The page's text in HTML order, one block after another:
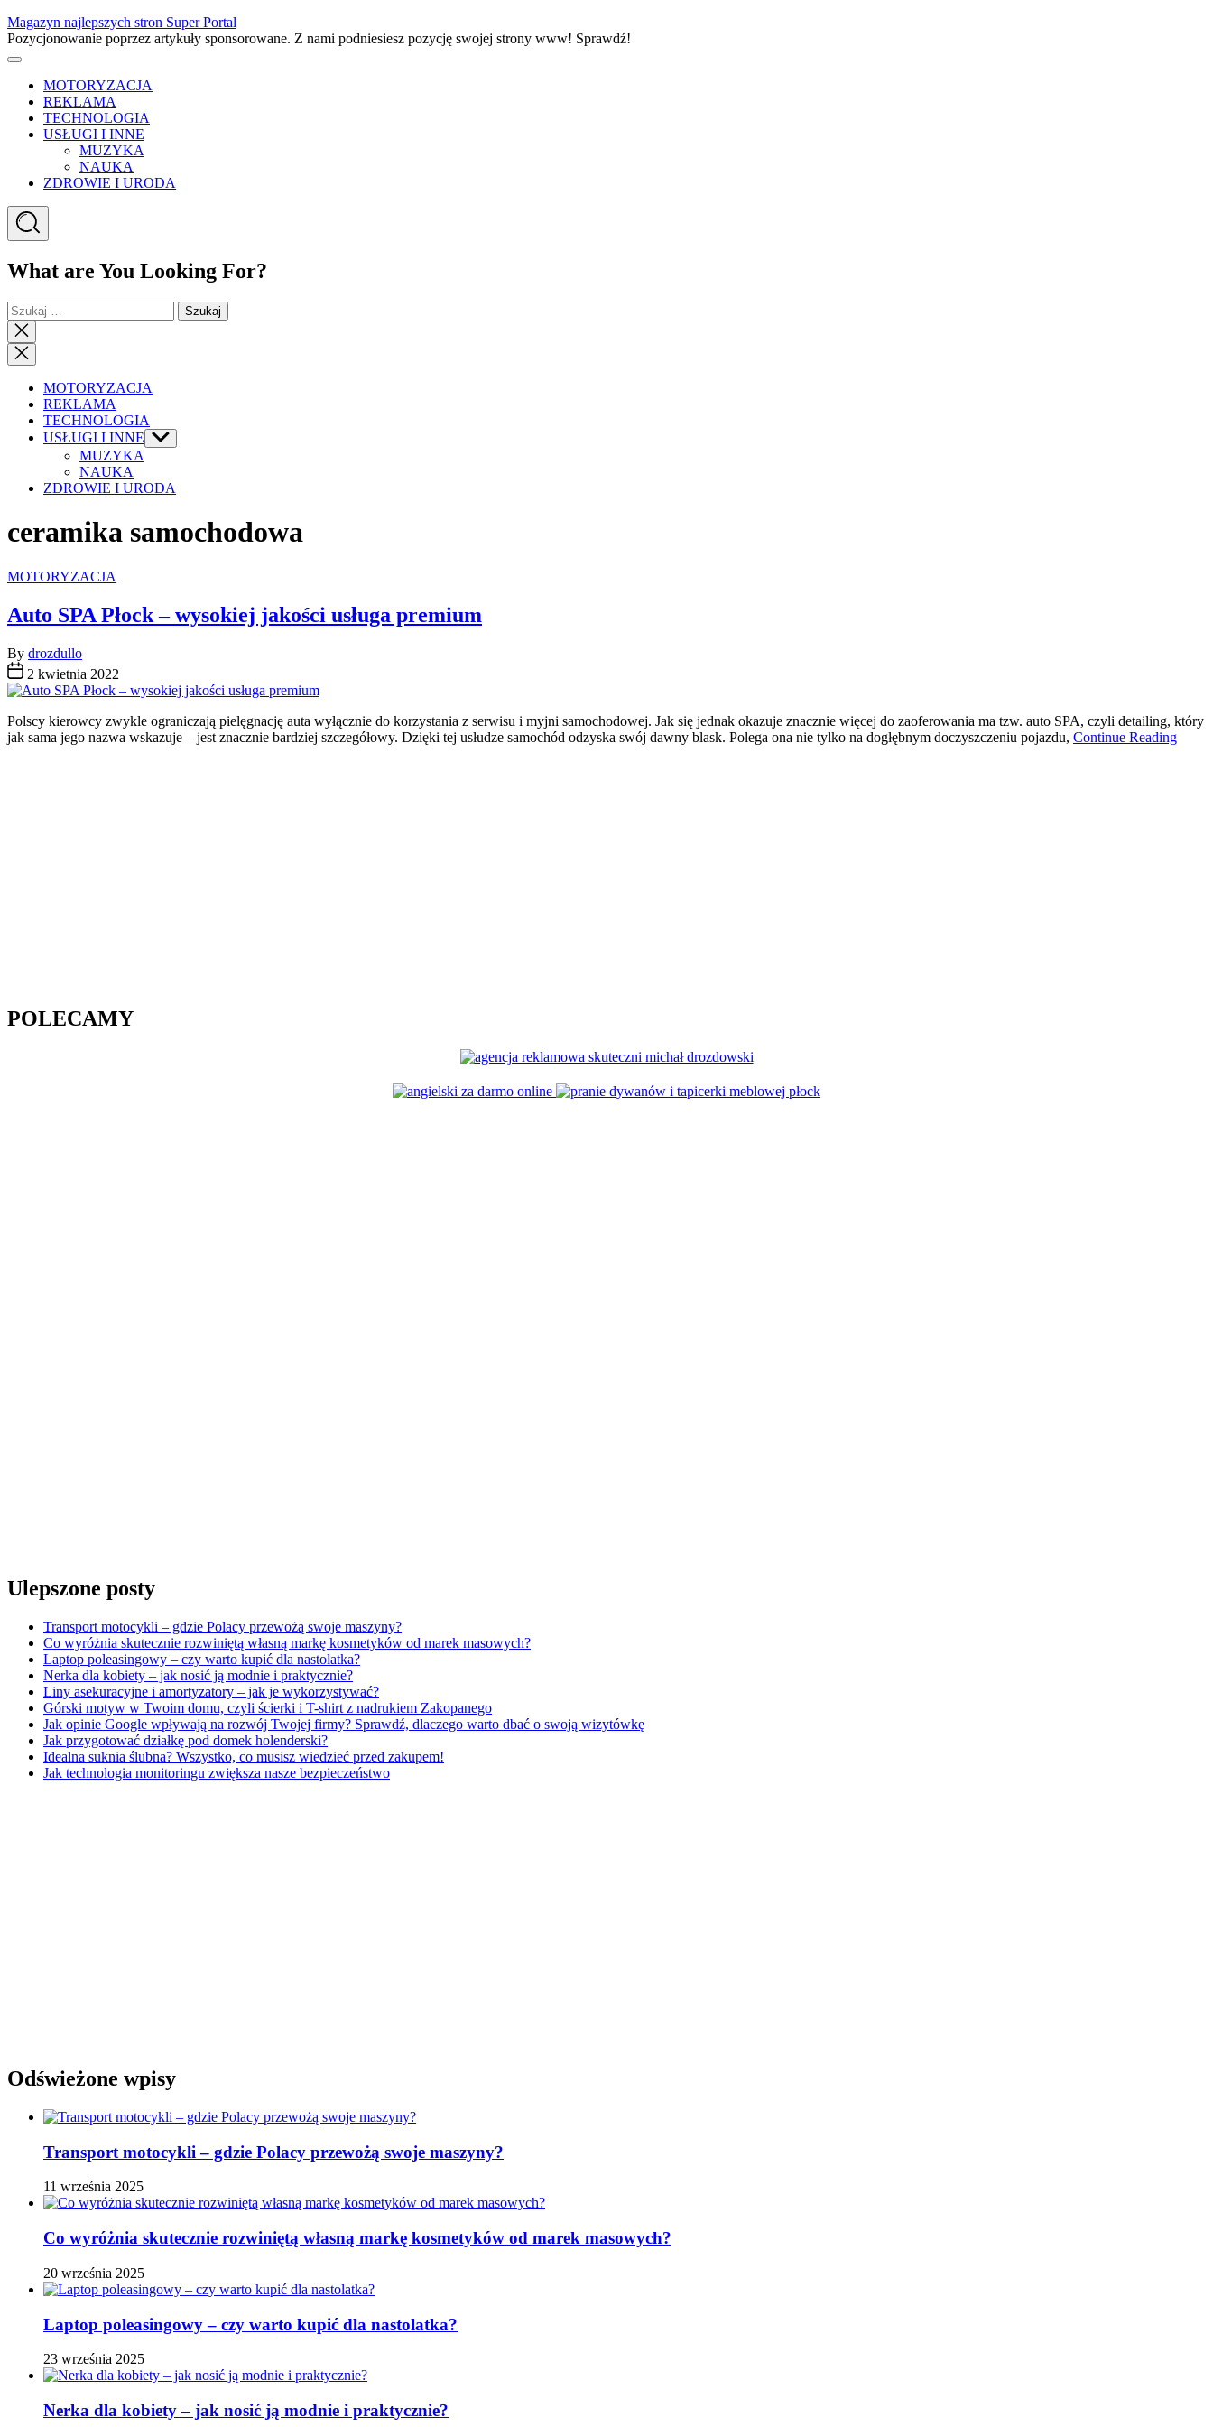
Skip
to
content
Magazyn najlepszych stron Super Portal
Pozycjonowanie poprzez artykuły sponsorowane. Z nami podniesiesz pozycję swojej strony www! Sprawdź!
Menu
MOTORYZACJA
REKLAMA
TECHNOLOGIA
USŁUGI I INNE
MUZYKA
NAUKA
ZDROWIE I URODA
Search
What are You Looking For?
Szukaj:
Close
search
Close
Menu
MOTORYZACJA
REKLAMA
TECHNOLOGIA
USŁUGI I INNE Show
sub
MUZYKA
NAUKA
ZDROWIE I URODA
ceramika samochodowa
Categories
MOTORYZACJA
Auto SPA Płock – wysokiej jakości usługa premium
By drozdullo
2 kwietnia 2022
Polscy kierowcy zwykle ograniczają pielęgnację auta wyłącznie do korzystania z serwisu i myjni samochodowej. Jak się jednak okazuje znacznie więcej do zaoferowania ma tzw. auto SPA, czyli detailing, który
jak sama jego nazwa wskazuje – jest znacznie bardziej szczegółowy. Dzięki tej usłudze samochód odzyska swój dawny blask. Polega ona nie tylko na dogłębnym doczyszczeniu pojazdu, Continue Reading
POLECAMY
Ulepszone posty
Transport motocykli – gdzie Polacy przewożą swoje maszyny?
Co wyróżnia skutecznie rozwiniętą własną markę kosmetyków od marek masowych?
Laptop poleasingowy – czy warto kupić dla nastolatka?
Nerka dla kobiety – jak nosić ją modnie i praktycznie?
Liny asekuracyjne i amortyzatory – jak je wykorzystywać?
Górski motyw w Twoim domu, czyli ścierki i T-shirt z nadrukiem Zakopanego
Jak opinie Google wpływają na rozwój Twojej firmy? Sprawdź, dlaczego warto dbać o swoją wizytówkę
Jak przygotować działkę pod domek holenderski?
Idealna suknia ślubna? Wszystko, co musisz wiedzieć przed zakupem!
Jak technologia monitoringu zwiększa nasze bezpieczeństwo
Odświeżone wpisy
Transport motocykli – gdzie Polacy przewożą swoje maszyny?
11 września 2025
Co wyróżnia skutecznie rozwiniętą własną markę kosmetyków od marek masowych?
20 września 2025
Laptop poleasingowy – czy warto kupić dla nastolatka?
23 września 2025
Nerka dla kobiety – jak nosić ją modnie i praktycznie?